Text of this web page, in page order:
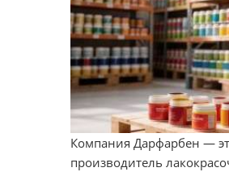
Компания Дарфарбен —
производитель